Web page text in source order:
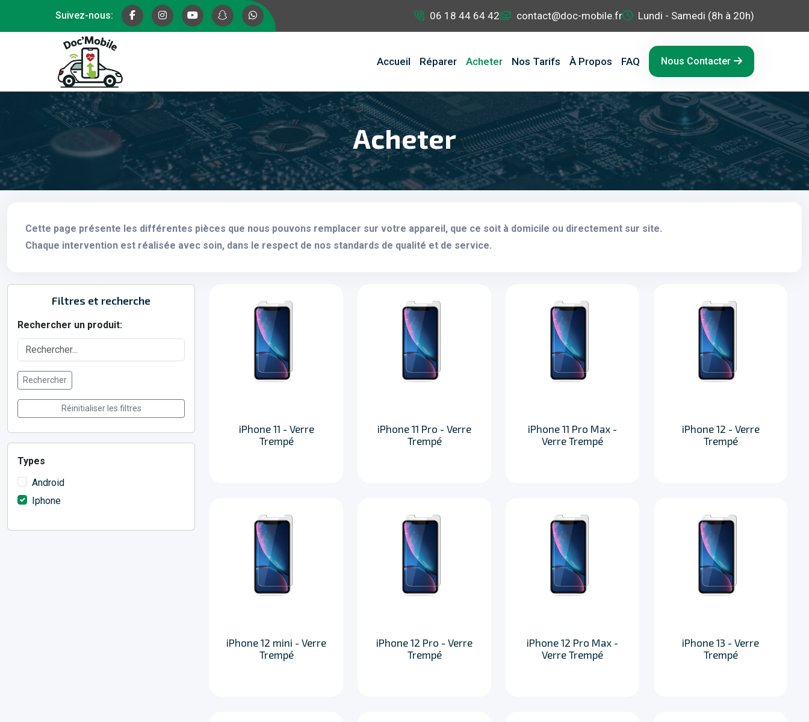
Suivez-nous: 06 18 44 64 42 contact@doc-mobile.fr Lundi - Samedi (8h à 20h)
Accueil Réparer Acheter Nos Tarifs À Propos FAQ Nous Contacter
Acheter
Cette page présente les différentes pièces que nous pouvons remplacer sur votre appareil, que ce soit à domicile ou directement sur site.
Chaque intervention est réalisée avec soin, dans le respect de nos standards de qualité et de service.
Filtres et recherche
Rechercher un produit:
Rechercher
Réinitialiser les filtres
Types
Android
Iphone
iPhone 11 - Verre
Trempé
iPhone 11 Pro - Verre
Trempé
iPhone 11 Pro Max -
Verre Trempé
iPhone 12 - Verre
Trempé
iPhone 12 mini - Verre
Trempé
iPhone 12 Pro - Verre
Trempé
iPhone 12 Pro Max -
Verre Trempé
iPhone 13 - Verre
Trempé